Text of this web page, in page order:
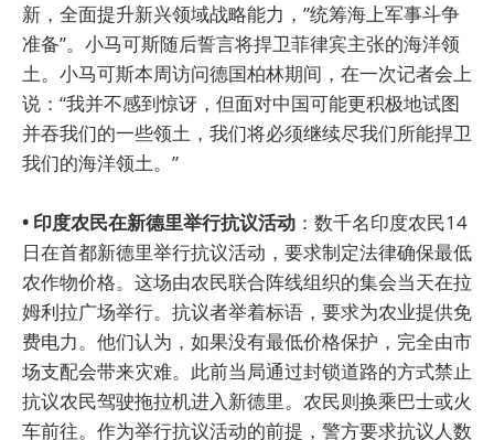
新，全面提升新兴领域战略能力，”统筹海上军事斗争
准备”。小马可斯随后誓言将捍卫菲律宾主张的海洋领
土。小马可斯本周访问德国柏林期间，在一次记者会上
说：“我并不感到惊讶，但面对中国可能更积极地试图
并吞我们的一些领土，我们将必须继续尽我们所能捍卫
我们的海洋领土。”
• 印度农民在新德里举行抗议活动 ：数千名印度农民14
日在首都新德里举行抗议活动，要求制定法律确保最低
农作物价格。这场由农民联合阵线组织的集会当天在拉
姆利拉广场举行。抗议者举着标语，要求为农业提供免
费电力。他们认为，如果没有最低价格保护，完全由市
场支配会带来灾难。此前当局通过封锁道路的方式禁止
抗议农民驾驶拖拉机进入新德里。农民则换乘巴士或火
车前往。作为举行抗议活动的前提，警方要求抗议人数